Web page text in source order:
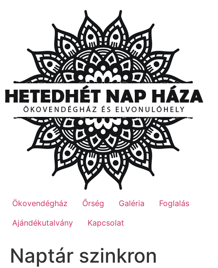
Ökovendégház Őrség Galéria
Foglalás
Ajándékutalvány
Kapcsolat
Naptár szinkron